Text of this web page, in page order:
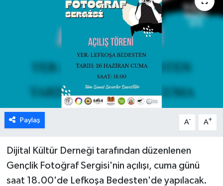
Paylaş A- A+
Dijital Kültür Derneği tarafından düzenlenen
Gençlik Fotoğraf Sergisi'nin açılışı, cuma günü
saat 18.00'de Lefkoşa Bedesten'de yapılacak.
ESENTEPE
GİRNE
GÜNDEM
GÜNEY KIBRIS
KÜLTÜR SANAT